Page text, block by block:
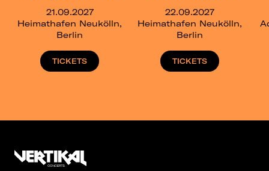
21.09.2027
Heimathafen Neukölln,
Berlin
TICKETS
22.09.2027
Heimathafen Neukölln,
Berlin
TICKETS